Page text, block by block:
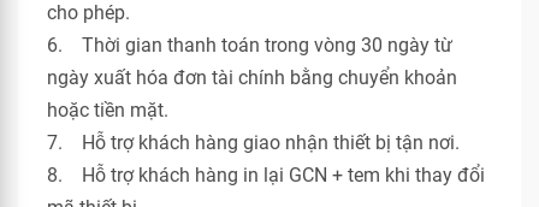
cho phép.
6. Thời gian thanh toán trong vòng 30 ngày từ
ngày xuất hóa đơn tài chính bằng chuyển khoản
hoặc tiền mặt.
7. Hỗ trợ khách hàng giao nhận thiết bị tận nơi.
8. Hỗ trợ khách hàng in lại GCN + tem khi thay đổi